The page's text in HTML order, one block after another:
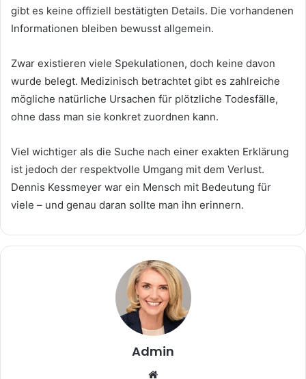
gibt es keine offiziell bestätigten Details. Die vorhandenen
Informationen bleiben bewusst allgemein.
Zwar existieren viele Spekulationen, doch keine davon
wurde belegt. Medizinisch betrachtet gibt es zahlreiche
mögliche natürliche Ursachen für plötzliche Todesfälle,
ohne dass man sie konkret zuordnen kann.
Viel wichtiger als die Suche nach einer exakten Erklärung
ist jedoch der respektvolle Umgang mit dem Verlust.
Dennis Kessmeyer war ein Mensch mit Bedeutung für
viele – und genau daran sollte man ihn erinnern.
Admin